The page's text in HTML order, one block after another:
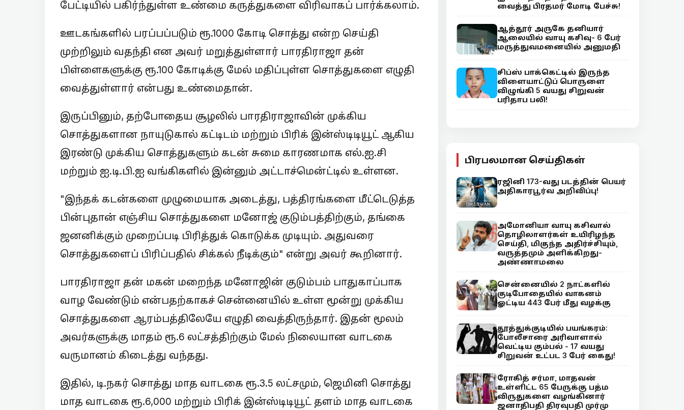
பேட்டியில் பகிர்ந்துள்ள உண்மை கருத்துகளை விரிவாகப் பார்க்கலாம்.
ஊடகங்களில் பரப்பப்படும் ரூ.1000 கோடி சொத்து என்ற செய்தி
முற்றிலும் வதந்தி என அவர் மறுத்துள்ளார் பாரதிராஜா தன்
பிள்ளைகளுக்கு ரூ.100 கோடிக்கு மேல் மதிப்புள்ள சொத்துகளை எழுதி
வைத்துள்ளார் என்பது உண்மைதான்.
இருப்பினும், தற்போதைய சூழலில் பாரதிராஜாவின் முக்கிய
சொத்துகளான நாயுடுகால் கட்டிடம் மற்றும் பிரிக் இன்ஸ்டிடியூட் ஆகிய
இரண்டு முக்கிய சொத்துகளும் கடன் சுமை காரணமாக எல்.ஐ.சி
மற்றும் ஐ.டி.பி.ஐ வங்கிகளில் இன்னும் அட்டாச்மென்ட்டில் உள்ளன.
"இந்தக் கடன்களை முழுமையாக அடைத்து, பத்திரங்களை மீட்டெடுத்த
பின்புதான் எஞ்சிய சொத்துகளை மனோஜ் குடும்பத்திற்கும், தங்கை
ஜனனிக்கும் முறைப்படி பிரித்துக் கொடுக்க முடியும். அதுவரை
சொத்துகளைப் பிரிப்பதில் சிக்கல் நீடிக்கும்" என்று அவர் கூறினார்.
பாரதிராஜா தன் மகன் மறைந்த மனோஜின் குடும்பம் பாதுகாப்பாக
வாழ வேண்டும் என்பதற்காகச் சென்னையில் உள்ள மூன்று முக்கிய
சொத்துகளை ஆரம்பத்திலேயே எழுதி வைத்திருந்தார். இதன் மூலம்
அவர்களுக்கு மாதம் ரூ.6 லட்சத்திற்கும் மேல் நிலையான வாடகை
வருமானம் கிடைத்து வந்தது.
இதில், டி.நகர் சொத்து மாத வாடகை ரூ.3.5 லட்சமும், ஜெமினி சொத்து
மாத வாடகை ரூ.6,000 மற்றும் பிரிக் இன்ஸ்டிடியூட் தளம் மாத வாடகை
வைத்து பிரதமர் மோடி பேச்சு!
ஆத்தூர் அருகே தனியார்
ஆலையில் வாயு கசிவு- 6 பேர்
மருத்துவமனையில் அனுமதி
சிப்ஸ் பாக்கெட்டில் இருந்த
விளையாட்டுப் பொருளை
விழுங்கி 5 வயது சிறுவன்
பரிதாப பலி!
பிரபலமான செய்திகள்
ரஜினி 173-வது படத்தின் பெயர்
அதிகாரபூர்வ அறிவிப்பு!
அமோனியா வாயு கசிவால்
தொழிலாளர்கள் உயிரிழந்த
செய்தி, மிகுந்த அதிர்ச்சியும்,
வருத்தமும் அளிக்கிறது-
அண்ணாமலை
சென்னையில் 2 நாட்களில்
குடிபோதையில் வாகனம்
ஓட்டிய 443 பேர் மீது வழக்கு
தூத்துக்குடியில் பயங்கரம்:
போலீசாரை அரிவாளால்
வெட்டிய கும்பல் - 17 வயது
சிறுவன் உட்பட 3 பேர் கைது!
ரோகித் சர்மா, மாதவன்
உள்ளிட்ட 65 பேருக்கு பத்ம
விருதுகளை வழங்கினார்
ஜனாதிபதி திரவுபதி முர்மு